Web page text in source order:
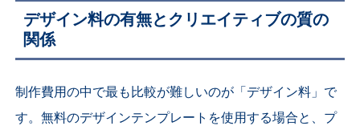
デザイン料の有無とクリエイティブの質の
関係
制作費用の中で最も比較が難しいのが「デザイン料」で
す。無料のデザインテンプレートを使用する場合と、プ